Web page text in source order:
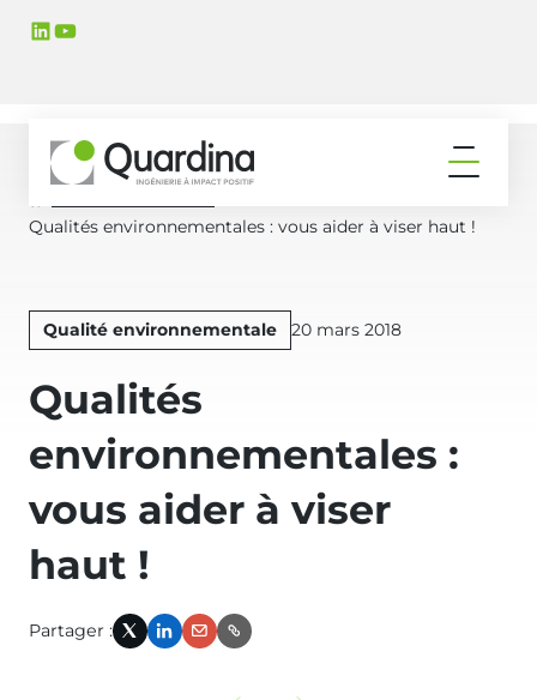
LinkedIn
YouTube
Ouvrir
Accueil
Qualités environnementales : vous aider à viser haut !
Qualité environnementale
Publié
le
20 mars 2018
Qualités
environnementales :
vous aider à viser
haut !
Partager :
X LinkedIn
Email
Link